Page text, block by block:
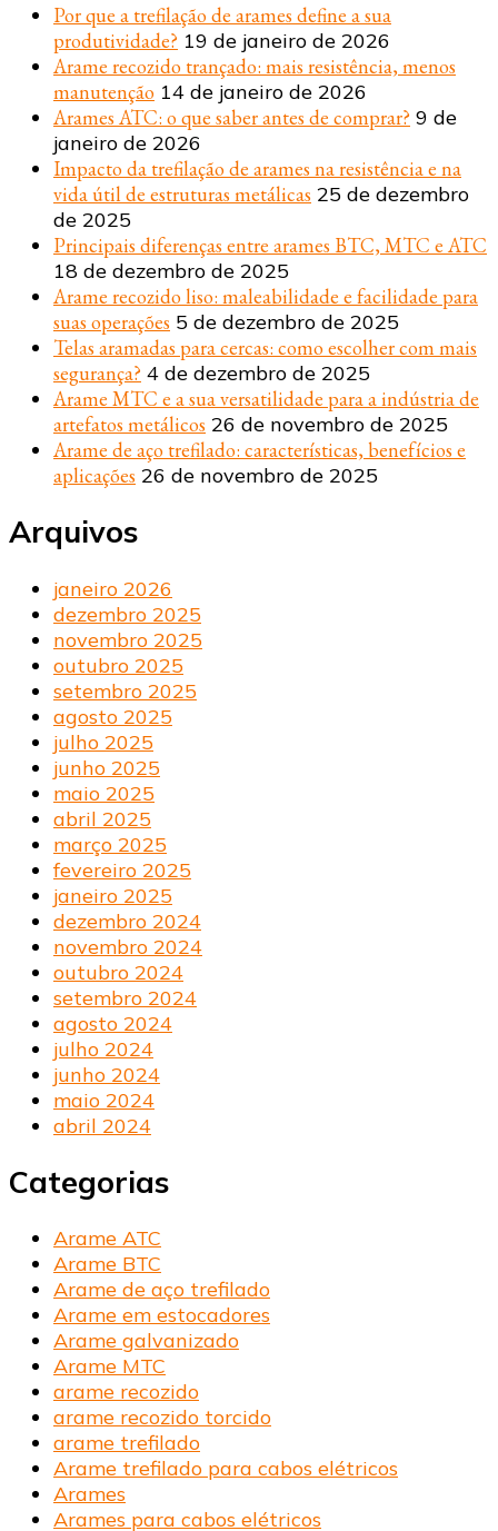
Por que a trefilação de arames define a sua
produtividade? 19 de janeiro de 2026
Arame recozido trançado: mais resistência, menos
manutenção 14 de janeiro de 2026
Arames ATC: o que saber antes de comprar? 9 de
janeiro de 2026
Impacto da trefilação de arames na resistência e na
vida útil de estruturas metálicas 25 de dezembro
de 2025
Principais diferenças entre arames BTC, MTC e ATC
18 de dezembro de 2025
Arame recozido liso: maleabilidade e facilidade para
suas operações 5 de dezembro de 2025
Telas aramadas para cercas: como escolher com mais
segurança? 4 de dezembro de 2025
Arame MTC e a sua versatilidade para a indústria de
artefatos metálicos 26 de novembro de 2025
Arame de aço trefilado: características, benefícios e
aplicações 26 de novembro de 2025
Arquivos
janeiro 2026
dezembro 2025
novembro 2025
outubro 2025
setembro 2025
agosto 2025
julho 2025
junho 2025
maio 2025
abril 2025
março 2025
fevereiro 2025
janeiro 2025
dezembro 2024
novembro 2024
outubro 2024
setembro 2024
agosto 2024
julho 2024
junho 2024
maio 2024
abril 2024
Categorias
Arame ATC
Arame BTC
Arame de aço trefilado
Arame em estocadores
Arame galvanizado
Arame MTC
arame recozido
arame recozido torcido
arame trefilado
Arame trefilado para cabos elétricos
Arames
Arames para cabos elétricos